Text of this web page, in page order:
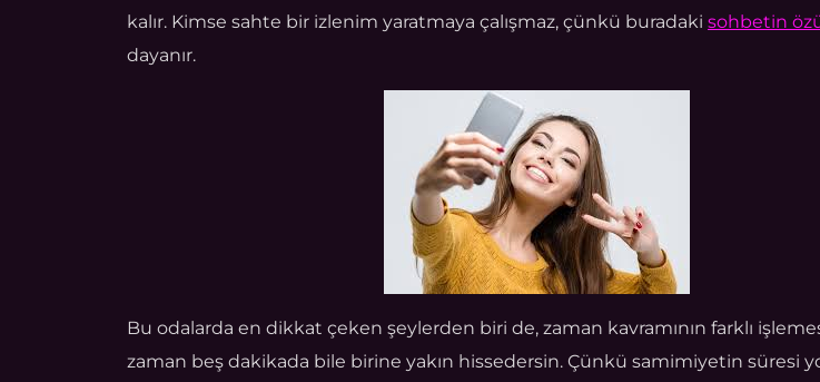
kalır. Kimse sahte bir izlenim yaratmaya çalışmaz, çünkü buradaki sohbetin
dayanır.
Bu odalarda en dikkat çeken şeylerden biri de, zaman kavramının farklı
zaman beş dakikada bile birine yakın hissedersin. Çünkü samimiyetin süresi